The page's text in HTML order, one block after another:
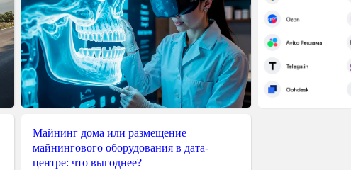
Майнинг дома или размещение
майнингового оборудования в дата-
центре: что выгоднее?